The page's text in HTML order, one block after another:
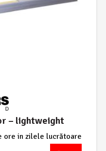
– lightweight
ore in zilele lucrătoare